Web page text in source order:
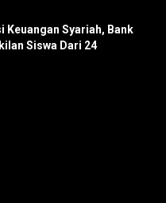
Syariah, Bank
Siswa Dari 24